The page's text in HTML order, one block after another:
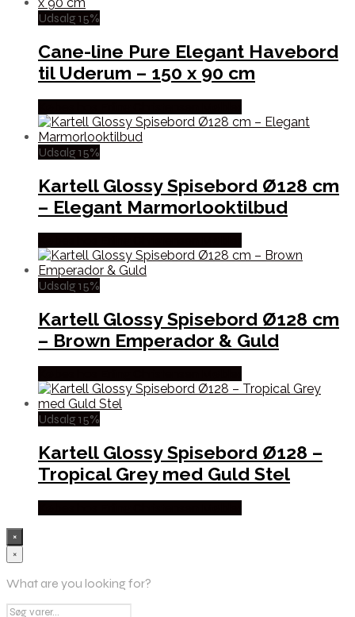
Udsalg 15%
Cane-line Pure Elegant Havebord
til Uderum – 150 x 90 cm
Udsalg 15%
Kartell Glossy Spisebord Ø128 cm
– Elegant Marmorlooktilbud
Udsalg 15%
Kartell Glossy Spisebord Ø128 cm
– Brown Emperador & Guld
Udsalg 15%
Kartell Glossy Spisebord Ø128 –
Tropical Grey med Guld Stel
×
×
What are you looking for?